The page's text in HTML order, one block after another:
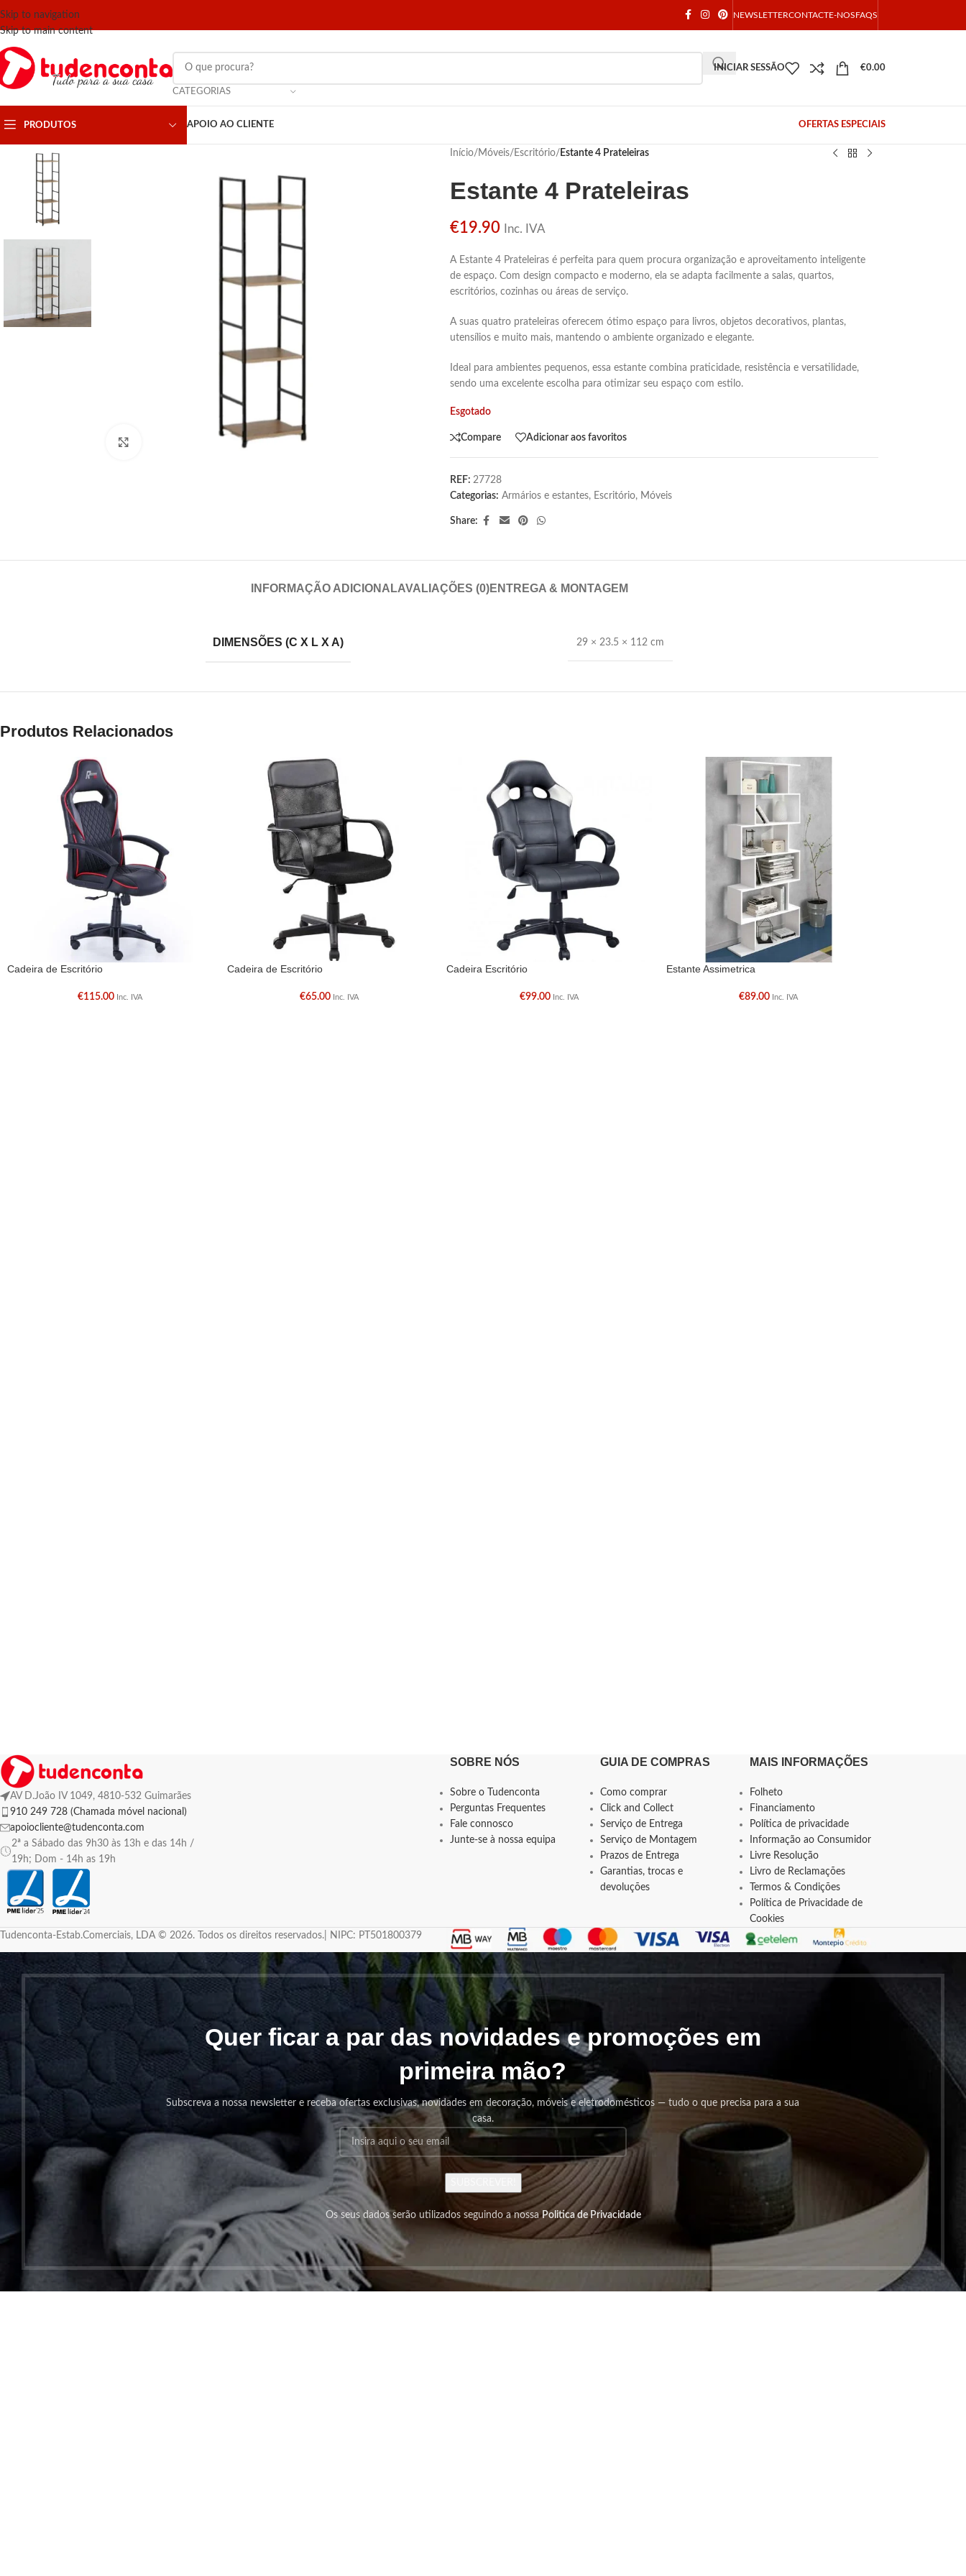
Skip to navigation
Skip to main content
NEWSLETTERCONTACTE-NOSFAQS
CATEGORIAS
INICIAR SESSÃO €0.00
PRODUTOS APOIO AO CLIENTE OFERTAS ESPECIAIS
Início/ Móveis/ Escritório/ Estante 4 Prateleiras
Estante 4 Prateleiras
€19.90 Inc. IVA
A Estante 4 Prateleiras é perfeita para quem procura organização e aproveitamento inteligente
de espaço. Com design compacto e moderno, ela se adapta facilmente a salas, quartos,
escritórios, cozinhas ou áreas de serviço.
A suas quatro prateleiras oferecem ótimo espaço para livros, objetos decorativos, plantas,
utensílios e muito mais, mantendo o ambiente organizado e elegante.
Ideal para ambientes pequenos, essa estante combina praticidade, resistência e versatilidade,
sendo uma excelente escolha para otimizar seu espaço com estilo.
Esgotado
Compare Adicionar aos favoritos
REF: 27728
Categorias: Armários e estantes, Escritório, Móveis
Share:
INFORMAÇÃO ADICIONALAVALIAÇÕES (0)ENTREGA & MONTAGEM
DIMENSÕES (C X L X A) 29 × 23.5 × 112 cm
Produtos Relacionados
Cadeira de Escritório
€115.00 Inc. IVA
Cadeira de Escritório
€65.00 Inc. IVA
Cadeira Escritório
€99.00 Inc. IVA
Estante Assimetrica
€89.00 Inc. IVA
AV D.João IV 1049, 4810-532 Guimarães
910 249 728 (Chamada móvel nacional)
apoiocliente@tudenconta.com
2ª a Sábado das 9h30 às 13h e das 14h /
19h; Dom - 14h as 19h
SOBRE NÓS
Sobre o Tudenconta
Perguntas Frequentes
Fale connosco
Junte-se à nossa equipa
GUIA DE COMPRAS
Como comprar
Click and Collect
Serviço de Entrega
Serviço de Montagem
Prazos de Entrega
Garantias, trocas e
devoluções
MAIS INFORMAÇÕES
Folheto
Financiamento
Política de privacidade
Informação ao Consumidor
Livre Resolução
Livro de Reclamações
Termos & Condições
Política de Privacidade de
Cookies
Tudenconta-Estab.Comerciais, LDA © 2026. Todos os direitos reservados.| NIPC: PT501800379
Quer ficar a par das novidades e promoções em
primeira mão?
Subscreva a nossa newsletter e receba ofertas exclusivas, novidades em decoração, móveis e eletrodomésticos — tudo o que precisa para a sua
casa.
Os seus dados serão utilizados seguindo a nossaPolitica de Privacidade